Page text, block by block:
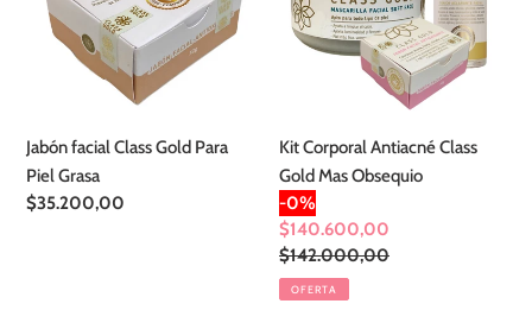
Para
Jabón facial Class Gold Para
Piel Grasa
Precio
$35.200,00
Gold
Mas
Kit Corporal Antiacné Class
Gold Mas Obsequio
-0%
Precio
de
venta
$140.600,00
Precio
habitual
$142.000,00
OFERTA